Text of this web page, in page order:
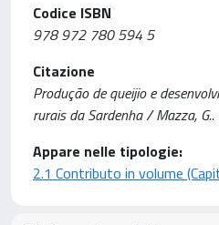
Codice ISBN
978 972 780 594 5
Citazione
Produção de queijio e
rurais da Sardenha / Mazza,
Appare nelle tipologie:
2.1 Contributo in volume